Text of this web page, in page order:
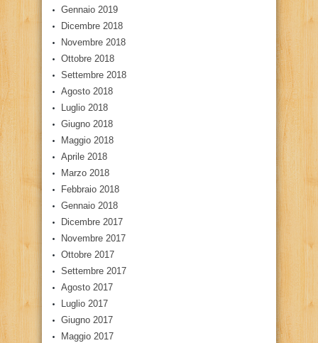
Gennaio 2019
Dicembre 2018
Novembre 2018
Ottobre 2018
Settembre 2018
Agosto 2018
Luglio 2018
Giugno 2018
Maggio 2018
Aprile 2018
Marzo 2018
Febbraio 2018
Gennaio 2018
Dicembre 2017
Novembre 2017
Ottobre 2017
Settembre 2017
Agosto 2017
Luglio 2017
Giugno 2017
Maggio 2017